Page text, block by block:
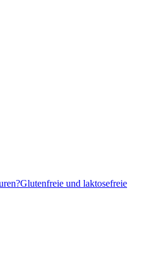
Glutenfreie und laktosefreie